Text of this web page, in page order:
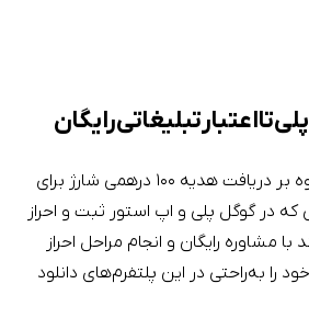
تا اعتبار تبلیغاتی رایگان
، علاوه بر دریافت هدیه ۱۰۰ درهمی شارژ برای
که در گوگل پلی و اپ استور ثبت و احراز
مشاوره رایگان و انجام مراحل احراز
را به‌راحتی در این پلتفرم‌های دانلود